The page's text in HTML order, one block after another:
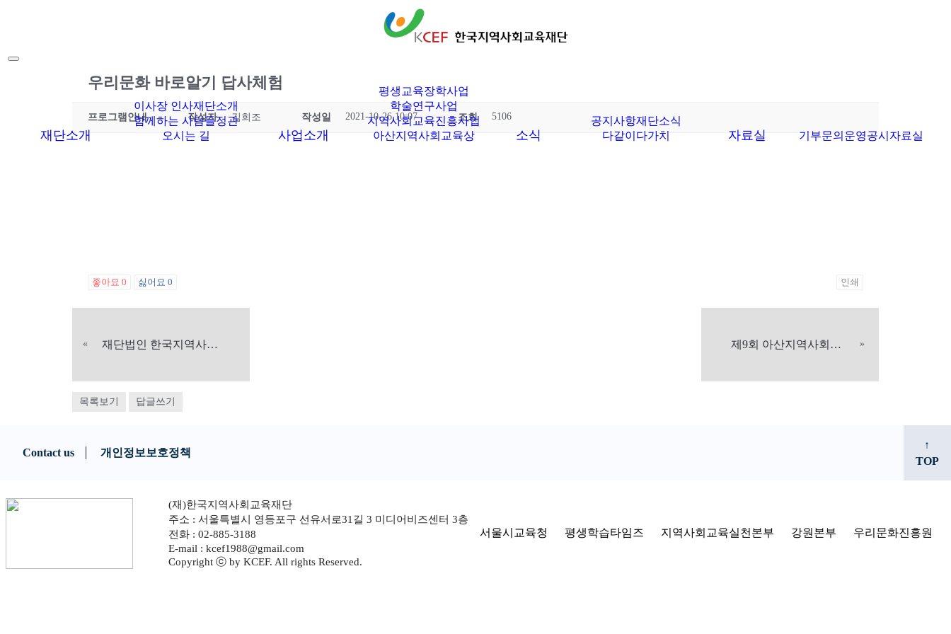
재단소개
이사장 인사재단소개
함께하는 사람들정관
오시는 길
사업소개
평생교육장학사업
학술연구사업
지역사회교육진흥사업
아산지역사회교육상
소식
공지사항재단소식
다같이다가치
자료실 기부문의 운영공시 자료실
우리문화 바로알기 답사체험
프로그램안내 작성자 김희조 작성일 2021-10-26 10:07 조회 5106
좋아요 0 싫어요 0 인쇄
« 재단법인 한국지역사회교육재단 명칭변경 제9회 아산지역사회교육상 수상을 축하드립니다 »
목록보기 답글쓰기
Contact us 개인정보보호정책
↑
TOP
(재)한국지역사회교육재단
주소 : 서울특별시 영등포구 선유서로31길 3 미디어비즈센터 3층
전화 : 02-885-3188
E-mail : kcef1988@gmail.com
Copyright ⓒ by KCEF. All rights Reserved.
서울시교육청 평생학습타임즈 지역사회교육실천본부 강원본부 우리문화진흥원